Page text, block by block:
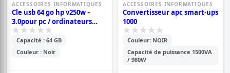
ACCESSOIRES INFORMATIQUES
Cle usb 64 go hp v250w –
3.0pour pc / ordinateurs
portables
Capacité : 64 GB
Couleur : Noir
ACCESSOIRES INFORMATIQUES
Convertisseur apc smart-ups
1000
Couleur: NOIR
Capacité de puissance 1500VA
/ 980W